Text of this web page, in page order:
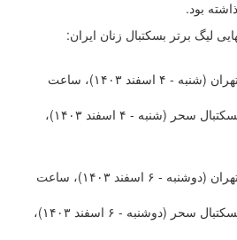
لیگ برتر بسکتبال زنان ایران:
فولاد هرمزگان - گروه بهمن تهران (شنبه - ۴ اسفند ۱۴۰۳)، ساعت
پالایش نفت آبادان - آکادمی بسکتبال سحر (شنبه - ۴ اسفند ۱۴۰۳)،
فولاد هرمزگان - گروه بهمن تهران (دوشنبه - ۶ اسفند ۱۴۰۳)، ساعت
پالایش نفت آبادان - آکادمی بسکتبال سحر (دوشنبه - ۶ اسفند ۱۴۰۳)،